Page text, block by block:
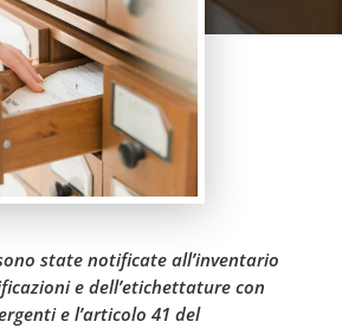
state notificate all’inventario
e dell’etichettature con
e l’articolo 41 del